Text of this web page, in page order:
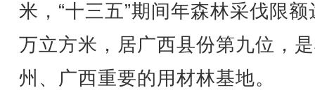
米，“十三五”期间年森林采伐限额
万立方米，居广西县份第九位，
州、广西重要的用材林基地。